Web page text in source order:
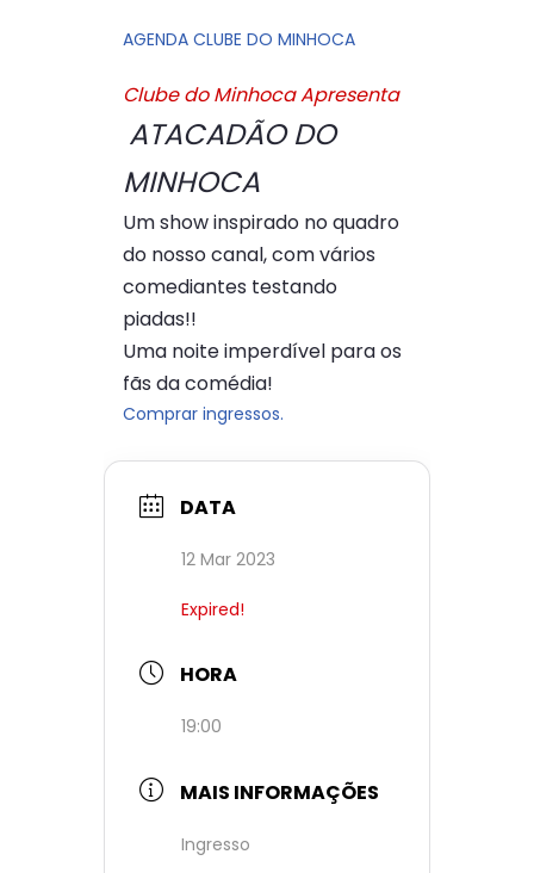
AGENDA CLUBE DO MINHOCA
Clube do Minhoca Apresenta
ATACADÃO DO
MINHOCA
Um show inspirado no quadro
do nosso canal, com vários
comediantes testando
piadas!!
Uma noite imperdível para os
fãs da comédia!
Comprar ingressos.
DATA
12 Mar 2023
Expired!
HORA
19:00
MAIS INFORMAÇÕES
Ingresso